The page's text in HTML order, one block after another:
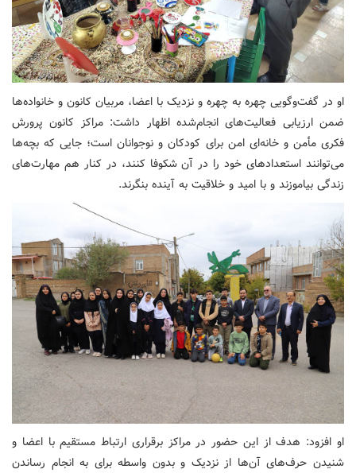
او در گفت‌وگویی چهره به چهره و نزدیک با اعضا، مربیان کانون و خانواده‌ها
ضمن ارزیابی فعالیت‌های انجام‌شده اظهار داشت: مراکز کانون پرورش
فکری مأمن و خانه‌ای امن برای کودکان و نوجوانان است؛ جایی که بچه‌ها
می‌توانند استعدادهای خود را در آن شکوفا کنند، در کنار هم مهارت‌های
زندگی بیاموزند و با امید و خلاقیت به آینده بنگرند.
او افزود: هدف از این حضور در مراکز برقراری ارتباط مستقیم با اعضا و
شنیدن حرف‌های آن‌ها از نزدیک و بدون واسطه برای به انجام رساندن